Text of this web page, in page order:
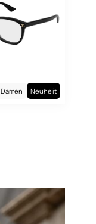
Damen Neuheit